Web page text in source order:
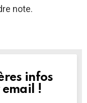
note.
infos
!